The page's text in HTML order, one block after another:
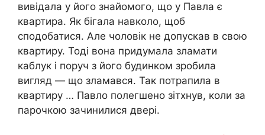
вивідала у його знайомого, що у Павла є
квартира. Як бігала навколо, щоб
сподобатися. Але чоловік не допускав в свою
квартиру. Тоді вона придумала зламати
каблук і поруч з його будинком зробила
вигляд — що зламався. Так потрапила в
квартиру … Павло полегшено зітхнув, коли за
парочкою зачинилися двері.